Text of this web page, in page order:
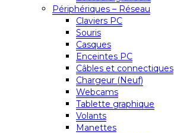
Périphériques – Réseau
Claviers PC
Souris
Casques
Enceintes PC
Câbles et connectiques
Chargeur (Neuf)
Webcams
Tablette graphique
Volants
Manettes